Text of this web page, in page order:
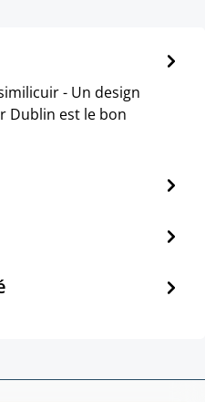
- Un design
Dublin est le bon